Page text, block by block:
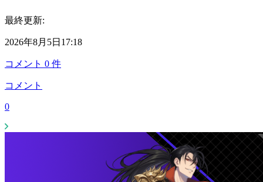
最終更新:
2026年8月5日17:18
コメント 0 件
コメント
0